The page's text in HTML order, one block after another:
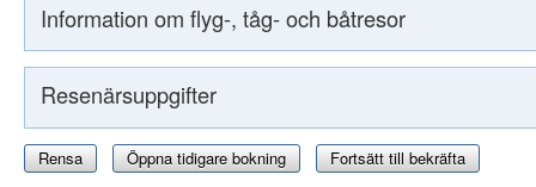
Information om flyg-, tåg- och båtresor
Resenärsuppgifter
Rensa Öppna tidigare bokning Fortsätt till bekräfta